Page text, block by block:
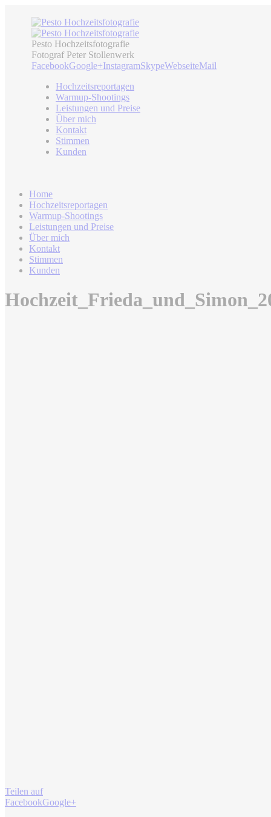
Pesto Hochzeitsfotografie
Fotograf Peter Stollenwerk
FacebookGoogle+InstagramSkypeWebseiteMail
Hochzeitsreportagen
Warmup-Shootings
Leistungen und Preise
Über mich
Kontakt
Stimmen
Kunden
Home
Hochzeitsreportagen
Warmup-Shootings
Leistungen und Preise
Über mich
Kontakt
Stimmen
Kunden
Teilen auf
FacebookGoogle+